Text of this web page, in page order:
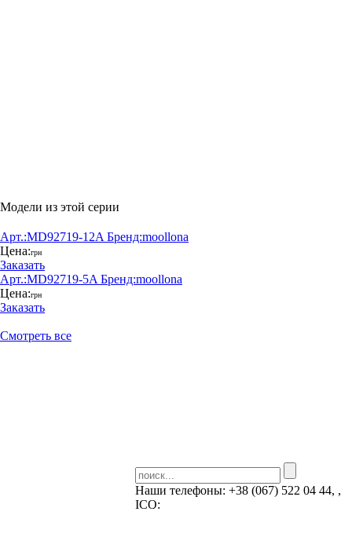
Модели из этой серии
Арт.:MD92719-12A Бренд:moollona
Цена:грн
Заказать
Арт.:MD92719-5A Бренд:moollona
Цена:грн
Заказать
Смотреть все
Наши телефоны: +38 (067) 522 04 44, ,
ICQ: